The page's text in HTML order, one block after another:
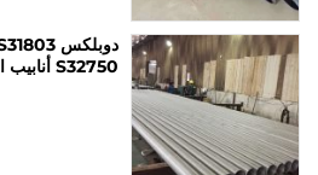
S32750 أنابيب الصلب